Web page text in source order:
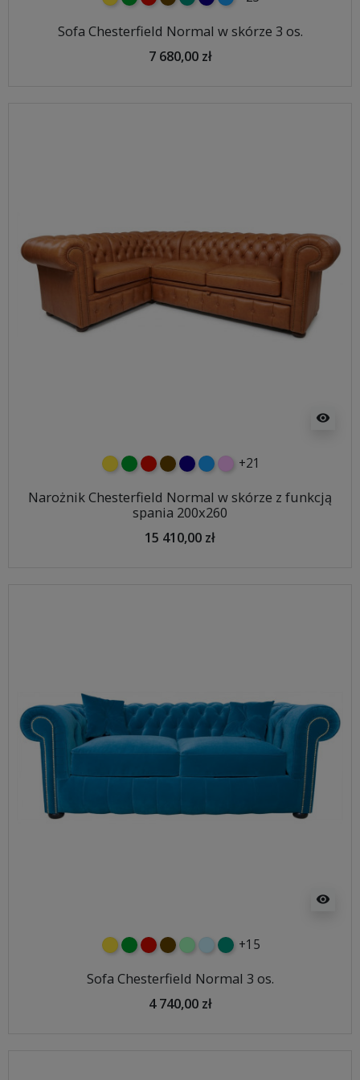
Sofa Chesterfield Normal w skórze 3 os.
7 680,00 zł
visibility
żółtyzielonyczerwony
czekoladowy
granatowy
niebieski
różowy
+21
Narożnik Chesterfield Normal w skórze z funkcją
spania 200x260
15 410,00 zł
visibility
żółtyzielonyczerwony
czekoladowy
miętowybłękitny
turkusowy
+15
Sofa Chesterfield Normal 3 os.
4 740,00 zł